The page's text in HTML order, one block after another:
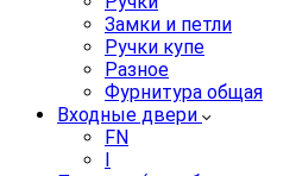
Замки и петли
Ручки купе
Разное
Фурнитура общая
Входные двери
FN
I